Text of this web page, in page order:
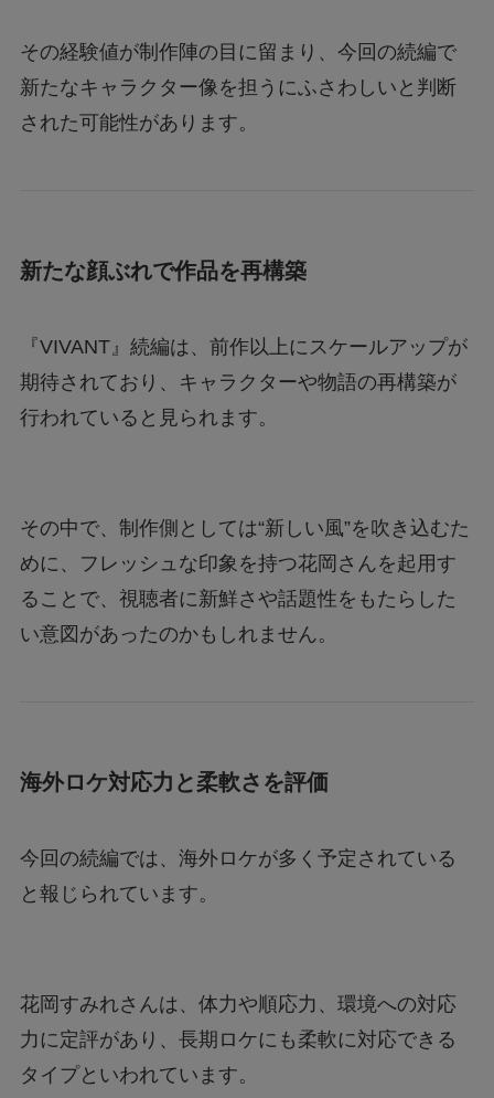
その経験値が制作陣の目に留まり、今回の続編で
新たなキャラクター像を担うにふさわしいと判断
された可能性があります。
新たな顔ぶれで作品を再構築
『VIVANT』続編は、前作以上にスケールアップが
期待されており、キャラクターや物語の再構築が
行われていると見られます。
その中で、制作側としては“新しい風”を吹き込むた
めに、フレッシュな印象を持つ花岡さんを起用す
ることで、視聴者に新鮮さや話題性をもたらした
い意図があったのかもしれません。
海外ロケ対応力と柔軟さを評価
今回の続編では、海外ロケが多く予定されている
と報じられています。
花岡すみれさんは、体力や順応力、環境への対応
力に定評があり、長期ロケにも柔軟に対応できる
タイプといわれています。